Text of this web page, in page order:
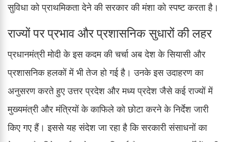
सुविधा को प्राथमिकता देने की सरकार की मंशा को स्पष्ट करता है।
राज्यों पर प्रभाव और प्रशासनिक सुधारों की लहर
प्रधानमंत्री मोदी के इस कदम की चर्चा अब देश के सियासी और
प्रशासनिक हलकों में भी तेज हो गई है। उनके इस उदाहरण का
अनुसरण करते हुए उत्तर प्रदेश और मध्य प्रदेश जैसे कई राज्यों में
मुख्यमंत्री और मंत्रियों के काफिले को छोटा करने के निर्देश जारी
किए गए हैं। इससे यह संदेश जा रहा है कि सरकारी संसाधनों का